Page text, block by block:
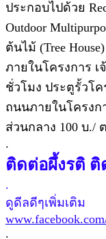
ประกอบไปด้วย
Outdoor
ต้นไม้ (Tree
ภายในโครงการ
ชั่วโมง ประตูรั้วโ
ถนนภายในโครงก
ส่วนกลาง 100 บ./
.
ติดต่อผึ้งรติ ติ
.
ดูดีลดีๆเพิ่มเติม
.